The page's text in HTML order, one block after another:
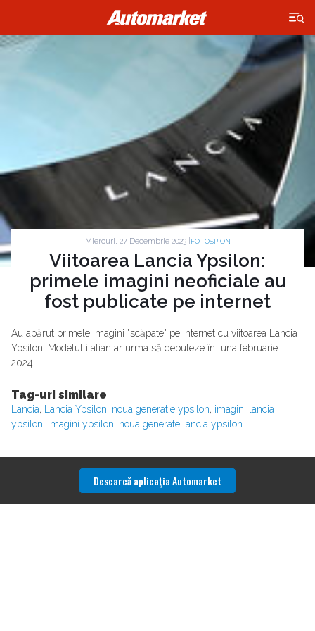
×
Miercuri, 27 Decembrie 2023 | FOTOSPION
Viitoarea Lancia Ypsilon:
primele imagini neoficiale au
fost publicate pe internet
Au apărut primele imagini "scăpate" pe internet cu viitoarea Lancia
Ypsilon. Modelul italian ar urma să debuteze în luna februarie
2024.
Tag-uri similare
Lancia, Lancia Ypsilon, noua generatie ypsilon, imagini lancia
ypsilon, imagini ypsilon, noua generate lancia ypsilon
Descarcă aplicaţia Automarket